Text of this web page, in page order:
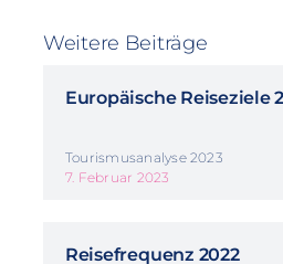
Weitere Beiträge
Europäische Reiseziele
Tourismusanalyse 2023
7. Februar 2023
Reisefrequenz 2022